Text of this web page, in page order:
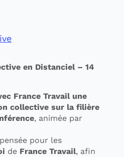
en Distanciel – 14
France Travail une
collective sur la filière
, animée par
pour les
de France Travail, afin